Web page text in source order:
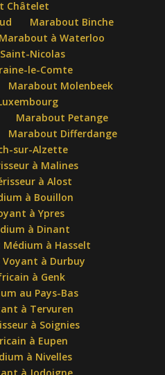
Châtelet
Marabout Binche
Marabout à Waterloo
Nicolas
le-Comte
Marabout Molenbeek
Marabout Petange
Marabout Differdange
sur-Alzette
à Malines
à Alost
à Bouillon
à Ypres
à Dinant
à Hasselt
à Durbuy
à Genk
au Pays-Bas
à Tervuren
à Soignies
à Eupen
à Nivelles